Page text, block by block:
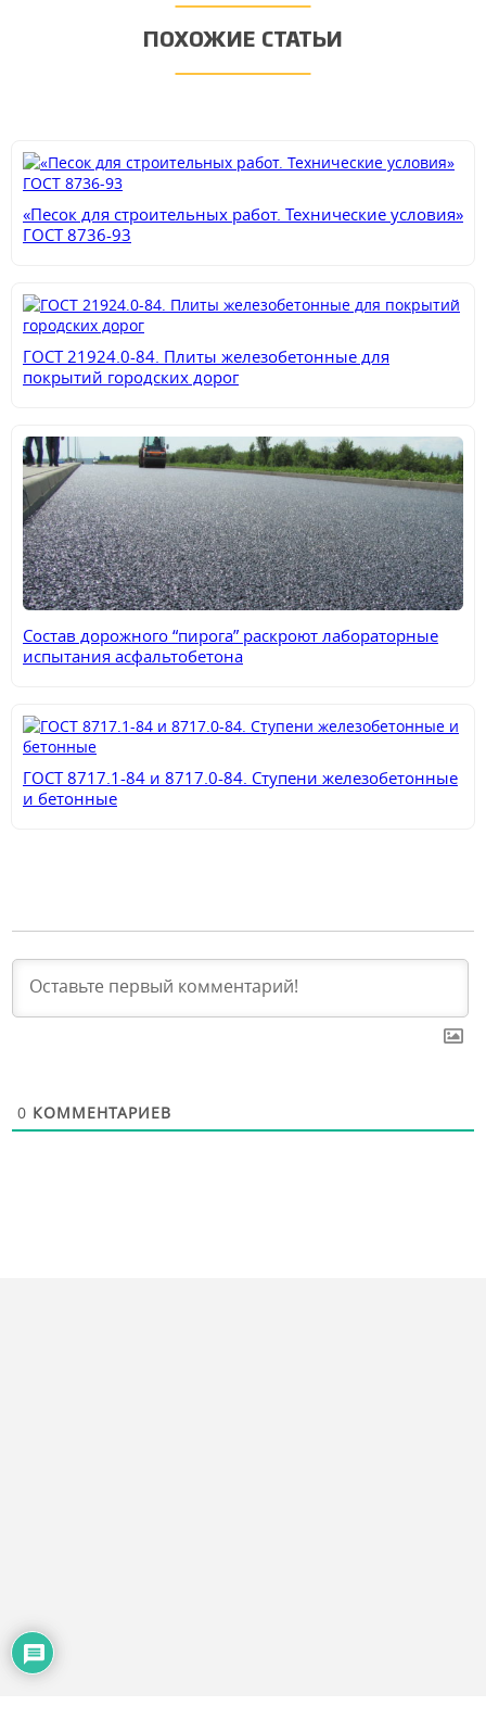
ПОХОЖИЕ СТАТЬИ
«Песок для строительных работ. Технические условия»
ГОСТ 8736-93
ГОСТ 21924.0-84. Плиты железобетонные для
покрытий городских дорог
Состав дорожного “пирога” раскроют лабораторные
испытания асфальтобетона
ГОСТ 8717.1-84 и 8717.0-84. Ступени железобетонные
и бетонные
0 КОММЕНТАРИЕВ